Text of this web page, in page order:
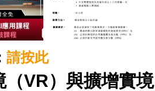
請按此
（VR）與擴增實